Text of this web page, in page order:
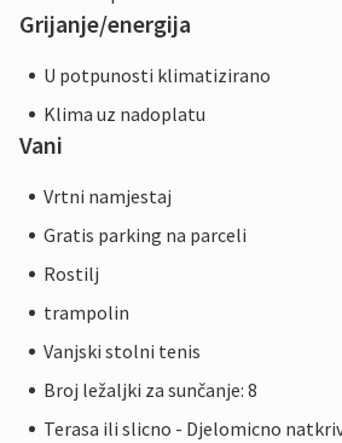
Grijanje/energija
U potpunosti klimatizirano
Klima uz nadoplatu
Vani
Vrtni namjestaj
Gratis parking na parceli
Rostilj
trampolin
Vanjski stolni tenis
Broj ležaljki za sunčanje: 8
Terasa ili slicno - Djelomicno